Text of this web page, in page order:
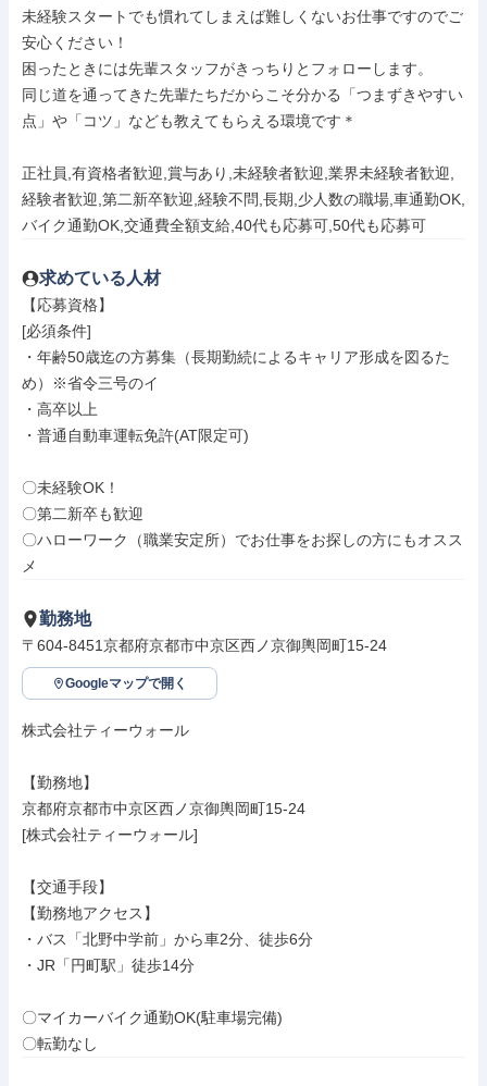
未経験スタートでも慣れてしまえば難しくないお仕事ですのでご
安心ください！
困ったときには先輩スタッフがきっちりとフォローします。
同じ道を通ってきた先輩たちだからこそ分かる「つまずきやすい
点」や「コツ」なども教えてもらえる環境です＊
正社員,有資格者歓迎,賞与あり,未経験者歓迎,業界未経験者歓迎,
経験者歓迎,第二新卒歓迎,経験不問,長期,少人数の職場,車通勤OK,
バイク通勤OK,交通費全額支給,40代も応募可,50代も応募可
求めている人材
【応募資格】
[必須条件]
・年齢50歳迄の方募集（長期勤続によるキャリア形成を図るた
め）※省令三号のイ
・高卒以上
・普通自動車運転免許(AT限定可)
〇未経験OK！
〇第二新卒も歓迎
〇ハローワーク（職業安定所）でお仕事をお探しの方にもオスス
メ
勤務地
〒604-8451京都府京都市中京区西ノ京御輿岡町15-24
Googleマップで開く
株式会社ティーウォール
【勤務地】
京都府京都市中京区西ノ京御輿岡町15-24
[株式会社ティーウォール]
【交通手段】
【勤務地アクセス】
・バス「北野中学前」から車2分、徒歩6分
・JR「円町駅」徒歩14分
〇マイカーバイク通勤OK(駐車場完備)
〇転勤なし